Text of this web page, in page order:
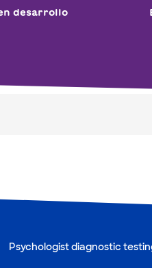
desarrollo
Psychologist diagnostic